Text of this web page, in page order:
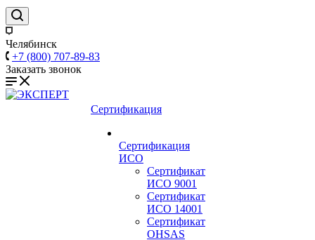
Челябинск
+7 (800) 707-89-83
Заказать звонок
Сертификация
Сертификация
ИСО
Сертификат
ИСО 9001
Сертификат
ИСО 14001
Сертификат
OHSAS